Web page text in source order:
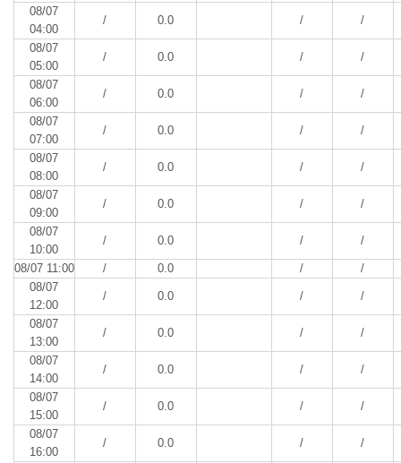
08/07
04:00
/ 0.0 / /
08/07
05:00
/ 0.0 / /
08/07
06:00
/ 0.0 / /
08/07
07:00
/ 0.0 / /
08/07
08:00
/ 0.0 / /
08/07
09:00
/ 0.0 / /
08/07
10:00
/ 0.0 / /
08/07 11:00 / 0.0 /
/
08/07
12:00
/ 0.0 / /
08/07
13:00
/ 0.0 / /
08/07
14:00
/ 0.0 / /
08/07
15:00
/ 0.0 / /
08/07
16:00
/ 0.0 / /